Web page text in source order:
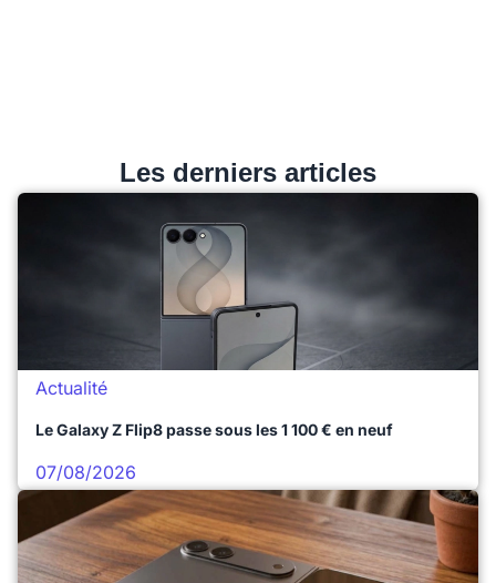
Les derniers articles
Actualité
Le Galaxy Z Flip8 passe sous les 1 100 € en neuf
07/08/2026